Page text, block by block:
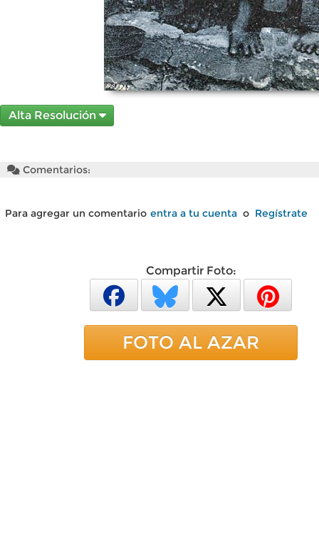
Alta Resolución
Comentarios:
Para agregar un comentario entra a tu cuenta o Regístrate
Compartir Foto:
FOTO AL AZAR